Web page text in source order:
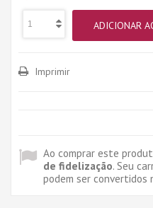
ADICIONAR
Imprimir
Ao comprar este
de fidelização. Seu
podem ser convertidos